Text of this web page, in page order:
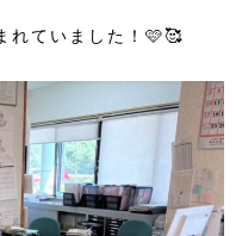
れていました！🩷🥰